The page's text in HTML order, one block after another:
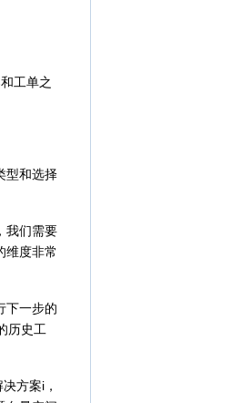
工单之
型和选择
我们需要
维度非常
下一步的
历史工
方案i，